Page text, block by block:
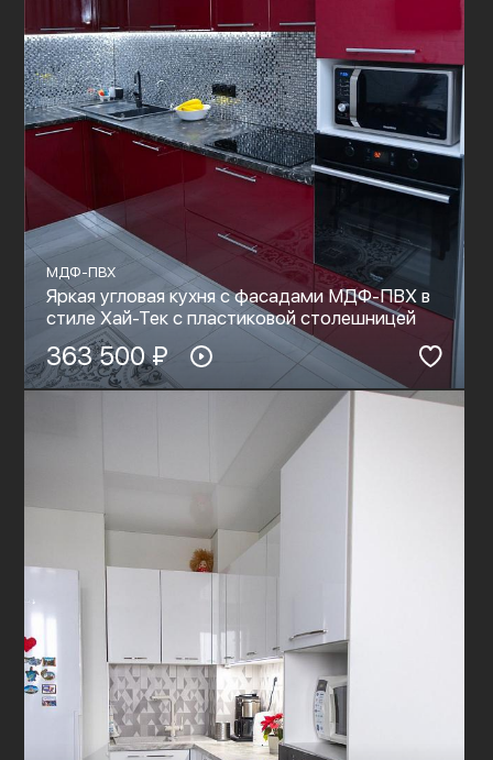
МДФ-ПВХ
Яркая угловая кухня с фасадами МДФ-ПВХ в
стиле Хай-Тек с пластиковой столешницей
363 500 ₽